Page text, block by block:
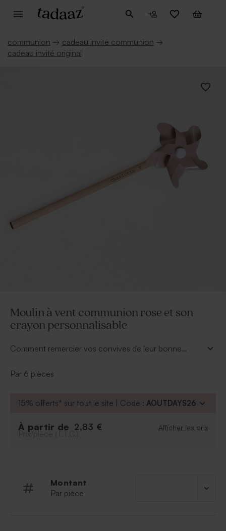
communion → cadeau invité communion →
cadeau invité original
Moulin à vent communion rose et son
crayon personnalisable
Comment remercier vos convives de leur bonne
fille et son moulin à vent feront un cadeau invité
Par 6 pièces
15% offerts* sur tout le site | Code : AOUTDAYS26
À partir de 2,83 € Afficher les prix
Prix/pièce (T.T.C.)
Montant
Par pièce